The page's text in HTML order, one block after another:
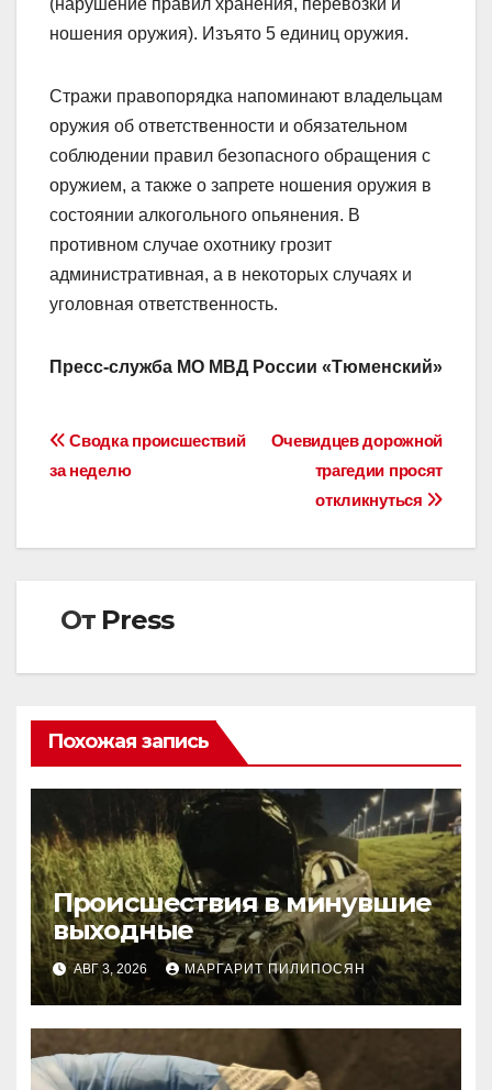
(нарушение правил хранения, перевозки и
ношения оружия). Изъято 5 единиц оружия.
Стражи правопорядка напоминают владельцам
оружия об ответственности и обязательном
соблюдении правил безопасного обращения с
оружием, а также о запрете ношения оружия в
состоянии алкогольного опьянения. В
противном случае охотнику грозит
административная, а в некоторых случаях и
уголовная ответственность.
Пресс-служба МО МВД России «Тюменский»
Навигация
по
записям
Очевидцев дорожной
трагедии просят
откликнуться
Сводка происшествий
за неделю
От Press
Похожая запись
Происшествия в минувшие
выходные
АВГ 3, 2026 МАРГАРИТ ПИЛИПОСЯН